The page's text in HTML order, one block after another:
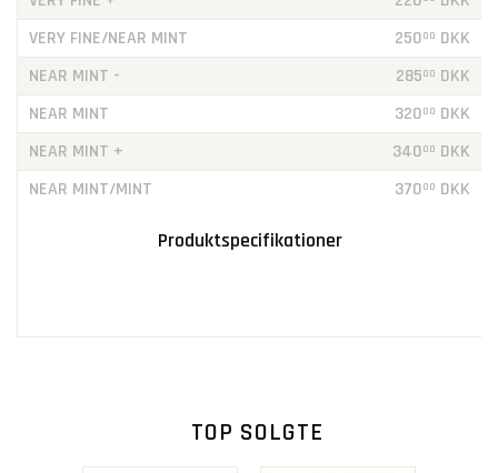
VERY FINE/NEAR MINT
25000 DKK
NEAR MINT -
28500 DKK
NEAR MINT
32000 DKK
NEAR MINT +
34000 DKK
NEAR MINT/MINT
37000 DKK
Produktspecifikationer
TOP SOLGTE